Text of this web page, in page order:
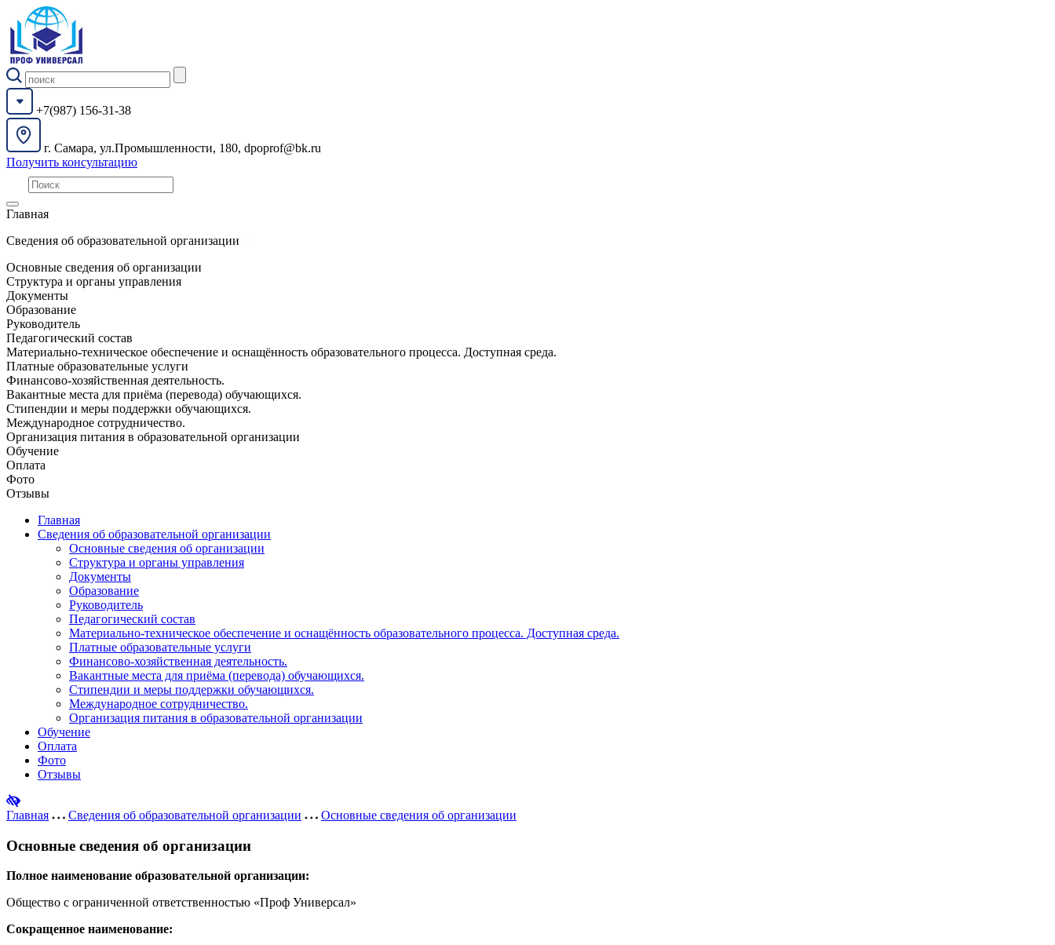
+7(987) 156-31-38
г. Самара, ул.Промышленности, 180, dpoprof@bk.ru
Получить консультацию
Главная
Сведения об образовательной организации
Основные сведения об организации
Структура и органы управления
Документы
Образование
Руководитель
Педагогический состав
Материально-техническое обеспечение и оснащённость образовательного процесса. Доступная среда.
Платные образовательные услуги
Финансово-хозяйственная деятельность.
Вакантные места для приёма (перевода) обучающихся.
Стипендии и меры поддержки обучающихся.
Международное сотрудничество.
Организация питания в образовательной организации
Обучение
Оплата
Фото
Отзывы
Главная
Сведения об образовательной организации
Основные сведения об организации
Структура и органы управления
Документы
Образование
Руководитель
Педагогический состав
Материально-техническое обеспечение и оснащённость образовательного процесса. Доступная среда.
Платные образовательные услуги
Финансово-хозяйственная деятельность.
Вакантные места для приёма (перевода) обучающихся.
Стипендии и меры поддержки обучающихся.
Международное сотрудничество.
Организация питания в образовательной организации
Обучение
Оплата
Фото
Отзывы
Главная Сведения об образовательной организации Основные сведения об организации
Основные сведения об организации
Полное наименование образовательной организации:
Общество с ограниченной ответственностью «Проф Универсал»
Сокращенное наименование: